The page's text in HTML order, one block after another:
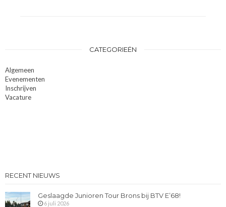
CATEGORIEËN
Algemeen
Evenementen
Inschrijven
Vacature
RECENT NIEUWS
Geslaagde Junioren Tour Brons bij BTV E’68!
6 juli 2026